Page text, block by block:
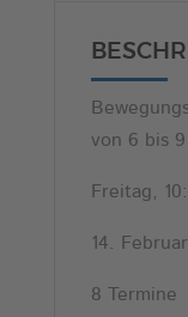
von 6 bis
Freitag,
14.
8 Termine